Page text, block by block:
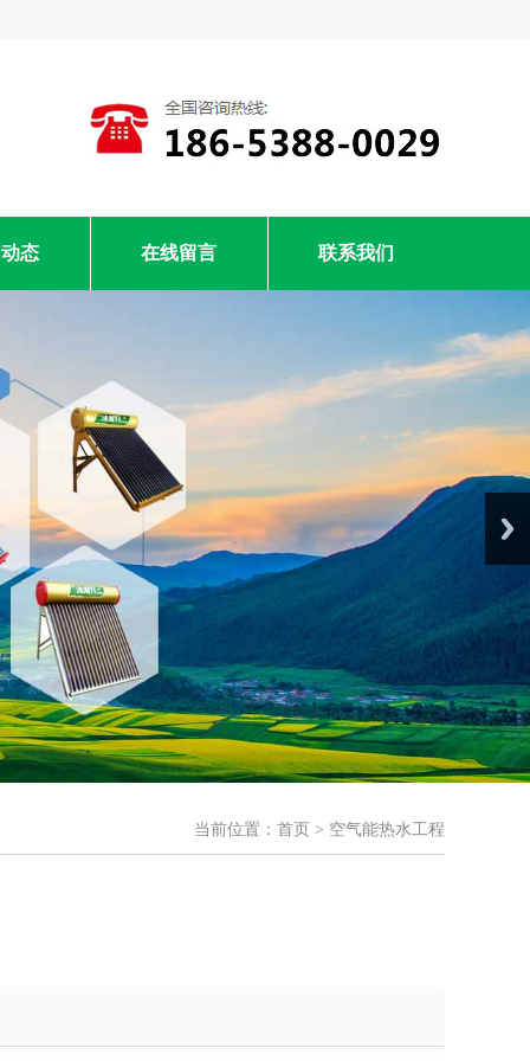
态 在线留言 联系我们
当前位置： 首页 > 空气能热水工程